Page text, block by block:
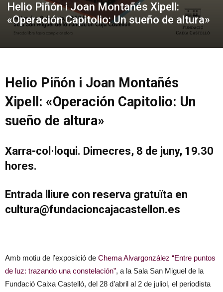
Helio Piñón i Joan Montañés Xipell:
«Operación Capitolio: Un sueño de altura»
Helio Piñón i Joan Montañés
Xipell: «Operación Capitolio: Un
sueño de altura»
Xarra-col·loqui. Dimecres, 8 de juny, 19.30
hores.
Entrada lliure con reserva gratuïta en
cultura@fundacioncajacastellon.es
Amb motiu de l’exposició de Chema Alvargonzález “Entre puntos
de luz: trazando una constelación”, a la Sala San Miguel de la
Fundació Caixa Castelló, del 28 d’abril al 2 de juliol, el periodista